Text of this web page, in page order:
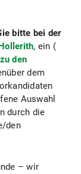
bitte bei der
, ein (
zu den
dem
Auswahl
durch die
den
– wir